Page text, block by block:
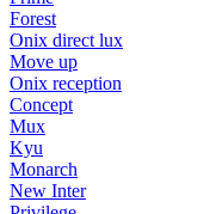
Forest
Onix direct lux
Move up
Onix reception
Concept
Mux
Kyu
Monarch
New Inter